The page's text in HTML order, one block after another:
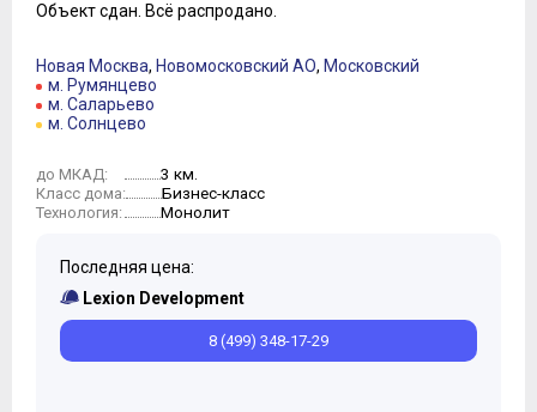
Объект сдан. Всё распродано.
Новая Москва, Новомосковский АО, Московский
м. Румянцево
м. Саларьево
м. Солнцево
до МКАД: 3 км.
Класс дома: Бизнес-класс
Технология: Монолит
Последняя цена:
Lexion Development
8 (499) 348-17-29